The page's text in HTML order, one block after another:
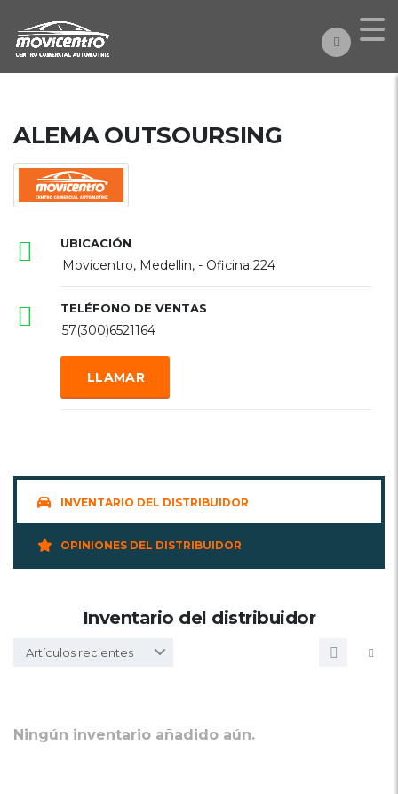
ALEMA OUTSOURSING
UBICACIÓN
Movicentro, Medellin, - Oficina 224
TELÉFONO DE VENTAS
57(300)6521164
LLAMAR
INVENTARIO DEL DISTRIBUIDOR
OPINIONES DEL DISTRIBUIDOR
Inventario del distribuidor
Artículos recientes
Ningún inventario añadido aún.